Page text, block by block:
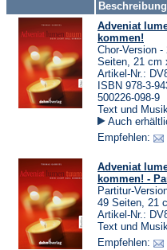
Beschreibung
Adveniat
kommen!
Chor-Version
Seiten, 21 cm
Artikel-Nr.:
ISBN 978-3-
500226-098-9
Text und
Auch
Empfehlen:
Adveniat
kommen! -
Partitur-
49 Seiten, 21
Artikel-Nr.:
Text und
Empfehlen: